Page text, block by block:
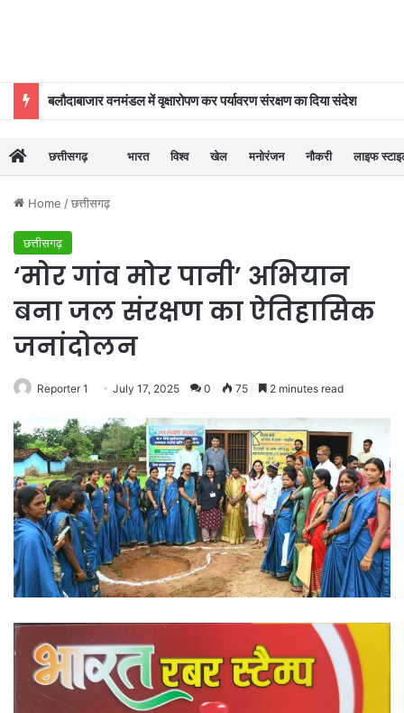
बलौदाबाजार वनमंडल में वृक्षारोपण कर पर्यावरण संरक्षण का दिया संदेश
छत्तीसगढ़ भारत विश्व खेल मनोरंजन नौकरी लाइफ
Home /छत्तीसगढ़
छत्तीसगढ़
‘मोर गांव मोर पानी’ अभियान
बना जल संरक्षण का ऐतिहासिक
जनांदोलन
Reporter 1 July 17, 2025 0 75 2 minutes read